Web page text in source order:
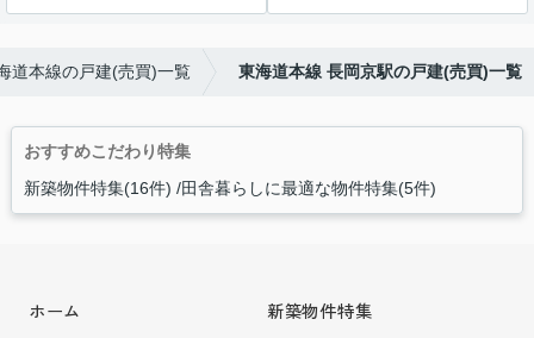
道本線の戸建(売買)一覧 東海道本線 長岡京駅の戸建(売買)一覧
おすすめこだわり特集
新築物件特集(16件) 田舎暮らしに最適な物件特集(5件)
ホーム
新築物件特集